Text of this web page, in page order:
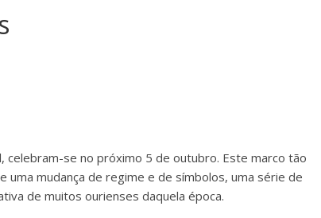
celebram-se no próximo 5 de outubro. Este marco tão
mudança de regime e de símbolos, uma série de
de muitos ourienses daquela época.